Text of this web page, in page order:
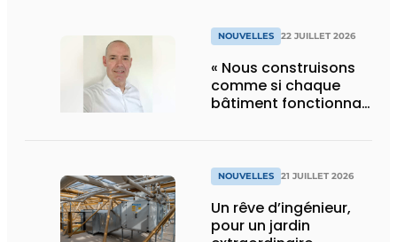
NOUVELLES 22 JUILLET 2026
« Nous construisons
comme si chaque
bâtiment fonctionnait
»NOUVELLES 21 JUILLET 2026
Un rêve d’ingénieur,
pour un jardin